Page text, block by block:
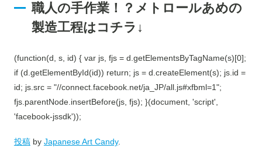
職人の手作業！？メトロールあめの
製造工程はコチラ↓
(function(d, s, id) { var js, fjs = d.getElementsByTagName(s)[0];
if (d.getElementById(id)) return; js = d.createElement(s); js.id =
id; js.src = "//connect.facebook.net/ja_JP/all.js#xfbml=1";
fjs.parentNode.insertBefore(js, fjs); }(document, 'script',
'facebook-jssdk'));
投稿by Japanese Art Candy.